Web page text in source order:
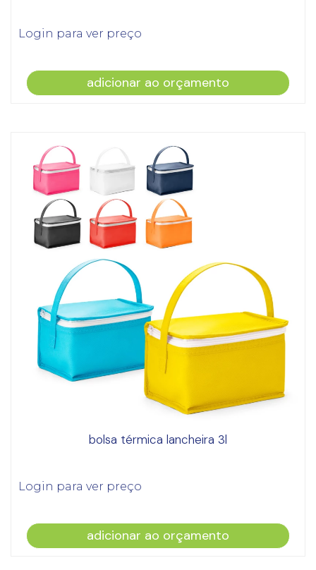
Login para ver preço
adicionar ao orçamento
bolsa térmica lancheira 3l
Login para ver preço
adicionar ao orçamento